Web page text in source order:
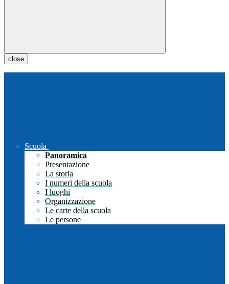
close
Scuola
Panoramica
Presentazione
La storia
I numeri della scuola
I luoghi
Organizzazione
Le carte della scuola
Le persone